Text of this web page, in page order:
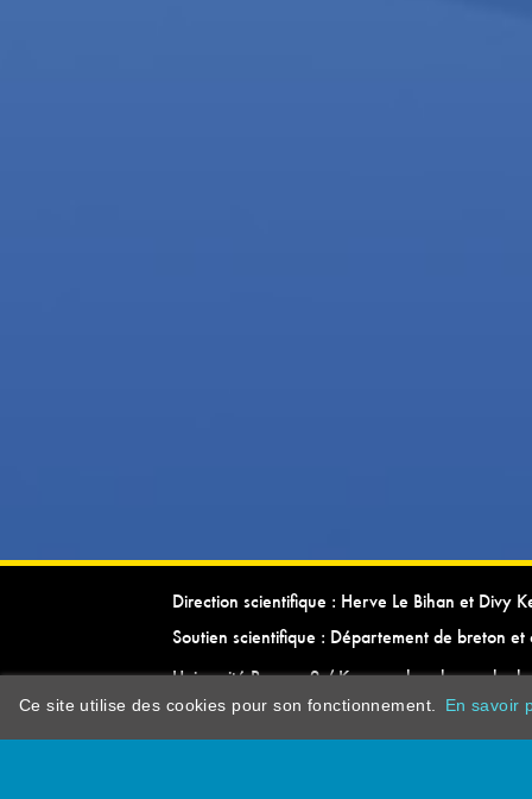
Direction scientifique : Herve Le Bihan et Divy
Soutien scientifique : Département de breton et
Université Rennes 2 / Kevrenn brezhoneg ha
Ce site utilise des cookies pour son fonctionnement. En savoir